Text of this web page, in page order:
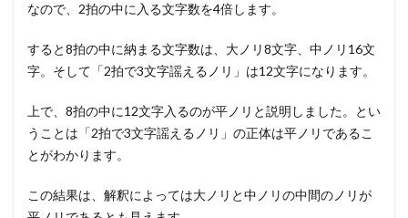
なので、2拍の中に入る文字数を4倍します。
すると8拍の中に納まる文字数は、大ノリ8文字、中ノリ16文
字。そして「2拍で3文字謡えるノリ」は12文字になります。
上で、8拍の中に12文字入るのが平ノリと説明しました。とい
うことは「2拍で3文字謡えるノリ」の正体は平ノリであるこ
とがわかります。
この結果は、解釈によっては大ノリと中ノリの中間のノリが